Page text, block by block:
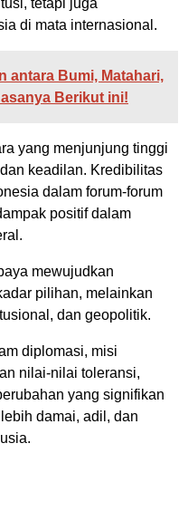
di mata internasional.
antara Bumi, Matahari,
Berikut ini!
yang menjunjung tinggi
keadilan. Kredibilitas
dalam forum-forum
positif dalam
mewujudkan
pilihan, melainkan
dan geopolitik.
diplomasi, misi
nilai-nilai toleransi,
yang signifikan
damai, adil, dan